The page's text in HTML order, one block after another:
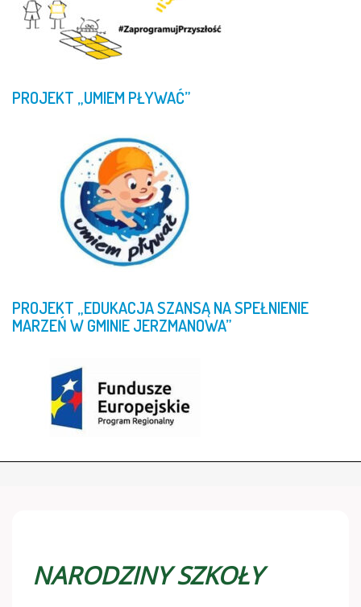
PROJEKT „UMIEMPŁYWAĆ”
PROJEKT „EDUKACJASZANSĄNASPEŁNIENIE
MARZEŃWGMINIEJERZMANOWA”
NARODZINY SZKOŁY